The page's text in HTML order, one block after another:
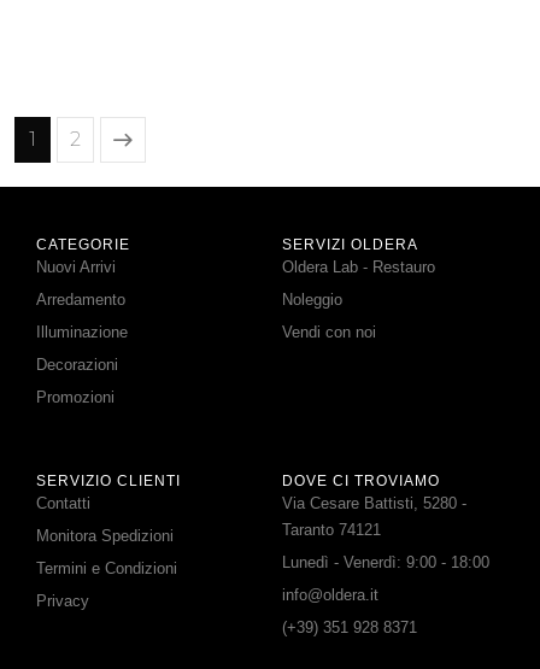
1 2
CATEGORIE
Nuovi Arrivi
Arredamento
Illuminazione
Decorazioni
Promozioni
SERVIZI OLDERA
Oldera Lab - Restauro
Noleggio
Vendi con noi
SERVIZIO CLIENTI
Contatti
Monitora Spedizioni
Termini e Condizioni
Privacy
DOVE CI TROVIAMO
Via Cesare Battisti, 5280 -
Taranto 74121
Lunedì - Venerdì: 9:00 - 18:00
info@oldera.it
(+39) 351 928 8371